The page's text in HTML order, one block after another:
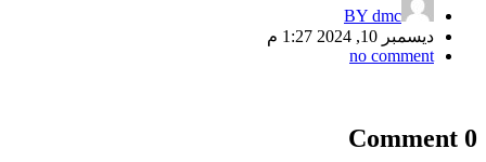
BY dmc
ديسمبر 10, 2024 1:27 م
no comment
تصفّح
0 Comment